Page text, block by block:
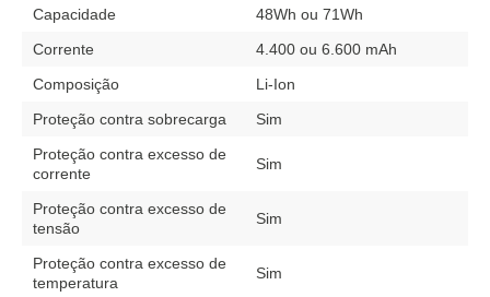
Capacidade
48Wh ou 71Wh
Corrente
4.400 ou 6.600 mAh
Composição
Li-Ion
Proteção contra sobrecarga
Sim
Proteção contra excesso de
corrente
Sim
Proteção contra excesso de
tensão
Sim
Proteção contra excesso de
temperatura
Sim